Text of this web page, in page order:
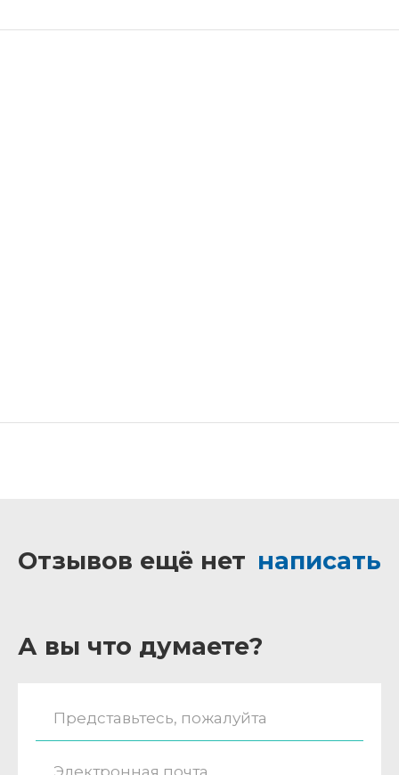
Отзывов ещё нет написать
А вы что думаете?